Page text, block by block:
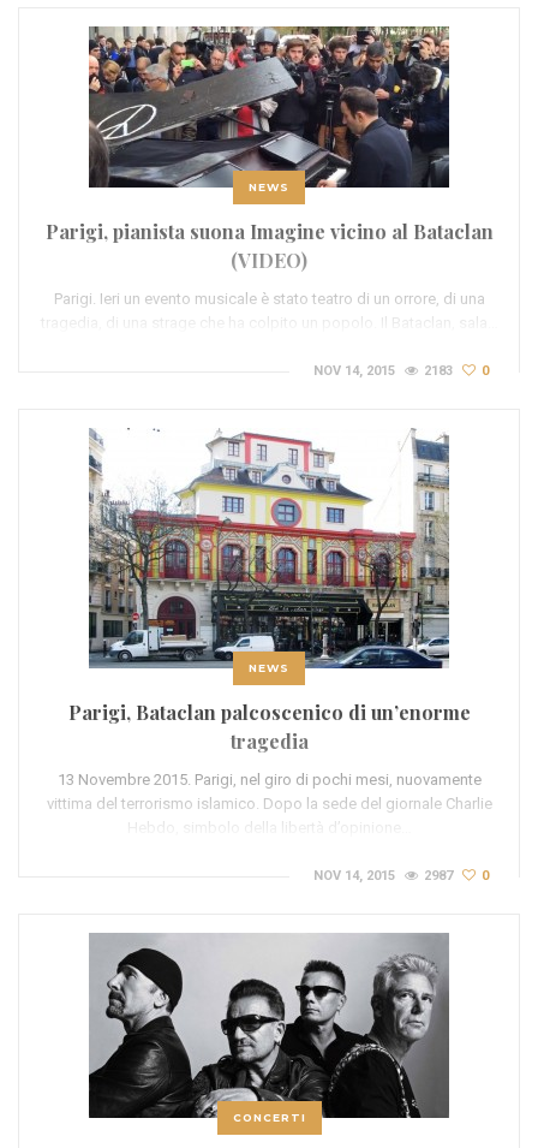
NEWS
Parigi, pianista suona Imagine vicino al Bataclan
(VIDEO)
Parigi. Ieri un evento musicale è stato teatro di un orrore, di una
tragedia, di una strage che ha colpito un popolo. Il Bataclan, sala…
NOV 14, 2015 2183 0
NEWS
Parigi, Bataclan palcoscenico di un’enorme
tragedia
13 Novembre 2015. Parigi, nel giro di pochi mesi, nuovamente
vittima del terrorismo islamico. Dopo la sede del giornale Charlie
Hebdo, simbolo della libertà d’opinione…
NOV 14, 2015 2987 0
CONCERTI